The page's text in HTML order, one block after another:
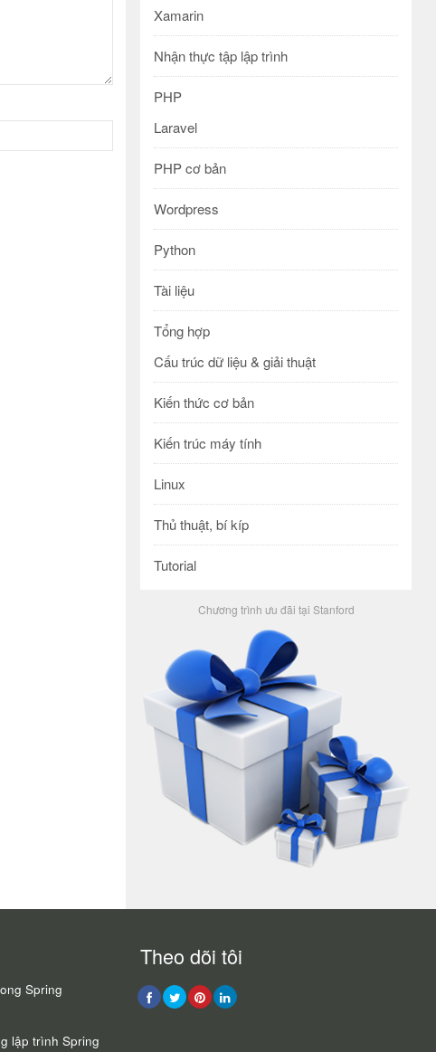
Xamarin
Nhận thực tập lập trình
PHP
Laravel
PHP cơ bản
Wordpress
Python
Tài liệu
Tổng hợp
Cấu trúc dữ liệu & giải thuật
Kiến thức cơ bản
Kiến trúc máy tính
Linux
Thủ thuật, bí kíp
Tutorial
Chương trình ưu đãi tại Stanford
Spring
lập trình Spring
Theo dõi tôi